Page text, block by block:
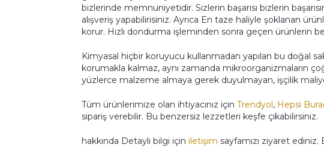
bizlerinde memnuniyetidir. Sizlerin başarısı bizlerin
alışveriş yapabilirisiniz. Ayrıca En taze haliyle şoklanan
korur. Hızlı dondurma işleminden sonra geçen ürünlerin
Kimyasal hiçbir koruyucu kullanmadan yapılan bu doğal
korumakla kalmaz, aynı zamanda mikroorganizmaların
yüzlerce malzeme almaya gerek duyulmayan, işçilik
Tüm ürünlerimize olan ihtiyacınız içinTrendyol, Hepsi
sipariş verebilir. Bu benzersiz lezzetleri keşfe çıkabilirsiniz.
hakkında Detaylı bilgi için iletişim sayfamızı ziyaret ediniz.